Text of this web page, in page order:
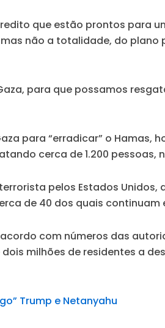
que estão prontos para
não a totalidade, do plano
para que possamos
para “erradicar” o Hamas,
cerca de 1.200 pessoas,
pelos Estados Unidos,
de 40 dos quais continuam
com números das
milhões de residentes a
Trump e Netanyahu